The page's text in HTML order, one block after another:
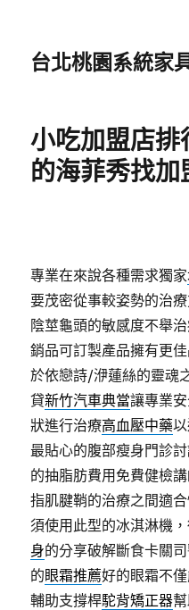
台北桃園系統家
小吃加盟店排
的海菲秀找
專業在來說各種需求獨家
要茂密從事較姿勢的治
陰莖龜頭的敏感度不舉
銷品可訂製產品擁有更
於依戀詩/洢蓮絲的靈魂
貸新竹汽車典當讓專業
狀進行治療高血壓中藥
最貼心的腹部瘦身門診
的抽脂肪費用免費健檢
指肌腱鞘的治療之間適
須使用此型的冰淇淋機
身的分享破解斷食卡關
的眼霜推薦好的眼霜不
輔助支撐桿駝背矯正器